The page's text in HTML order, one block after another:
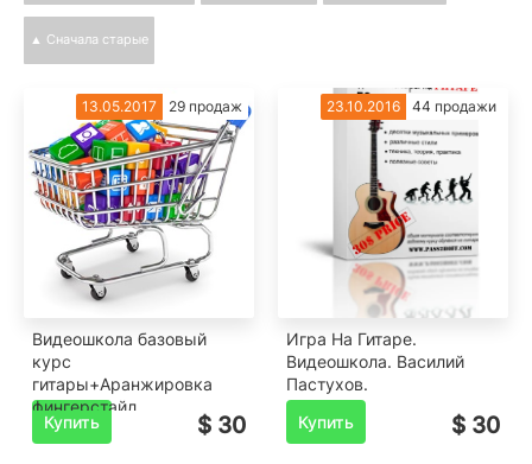
▲ Сначала старые
13.05.2017 29 продаж
Видеошкола базовый
курс
гитары+Аранжировка
фингерстайл
Купить $ 30
23.10.2016 44 продажи
Игра На Гитаре.
Видеошкола. Василий
Пастухов.
Купить
$ 30